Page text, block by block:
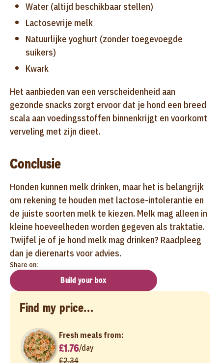
Water (altijd beschikbaar stellen)
Lactosevrije melk
Natuurlijke yoghurt (zonder toegevoegde
suikers)
Kwark
Het aanbieden van een verscheidenheid aan
gezonde snacks zorgt ervoor dat je hond een breed
scala aan voedingsstoffen binnenkrijgt en voorkomt
verveling met zijn dieet.
Conclusie
Honden kunnen melk drinken, maar het is belangrijk
om rekening te houden met lactose-intolerantie en
de juiste soorten melk te kiezen. Melk mag alleen in
kleine hoeveelheden worden gegeven als traktatie.
Twijfel je of je hond melk mag drinken? Raadpleeg
dan je dierenarts voor advies.
Share on:
Build your box
Find my price...
Fresh meals from:
£1.76/day
£2.34